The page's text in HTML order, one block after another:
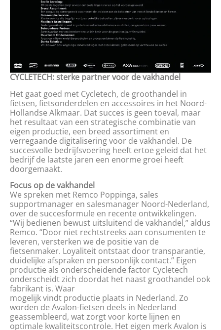
CYCLETECH: sterke partner voor de vakhandel
Het gaat goed met Cycletech, de groothandel in
fietsen, fietsonderdelen en accessoires in het Noord-
Hollandse Alkmaar. Dat succes is geen toeval, maar
het resultaat van een strategische combinatie van
eigen productie, een breed assortiment en
verregaande digitalisering voor de vakhandel. De
succesvolle bedrijfsvoering heeft ertoe geleid dat het
bedrijf de laatste jaren een enorme groei heeft
doorgemaakt.
Focus op de vakhandel
We spreken met Remco Poppinga, sales
supportmanager en salesmanager Noord-Nederland,
over de succesformule en recente ontwikkelingen.
“Wij bedienen bewust uitsluitend de vakhandel,” aldus
Remco. “Door niet rechtstreeks aan consumenten te
leveren, versterken we de positie van de
fietsenmaker. Loyaliteit ontstaat door transparantie,
duidelijke afspraken en persoonlijk contact.” Eigen
productie als onderscheidende factor Cycletech
onderscheidt zich doordat het naast groothandel ook
fabrikant is. Waar
mogelijk vindt productie plaats in Nederland. Zo
worden de Avalon-fietsen deels in Nederland
geassembleerd, wat zorgt voor korte lijnen en
optimale kwaliteitscontrole. Het eigen merk Avalon is